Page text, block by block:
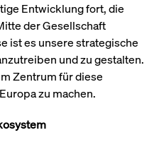
Entwicklung fort, die
der Gesellschaft
ist es unsere strategische
und zu gestalten.
Zentrum für diese
zu machen.